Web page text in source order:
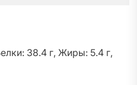
38.4 г, Жиры: 5.4 г,